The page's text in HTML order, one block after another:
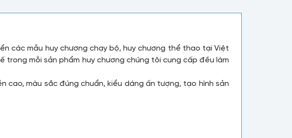
các mẫu huy chương chạy bộ, huy chương thể thao tại Việt
trong mỗi sản phẩm huy chương chúng tôi cung cấp đều làm
màu sắc đúng chuẩn, kiểu dáng ấn tượng, tạo hình sản